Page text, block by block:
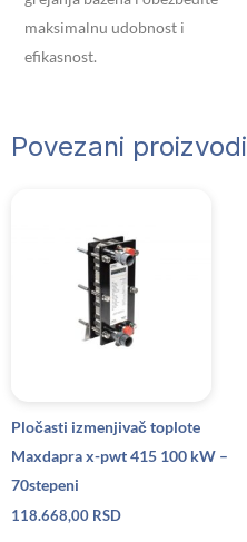
maksimalnu udobnost i
efikasnost.
Povezani proizvodi
Pločasti izmenjivač toplote
Maxdapra x-pwt 415 100 kW –
70stepeni
118.668,00 RSD